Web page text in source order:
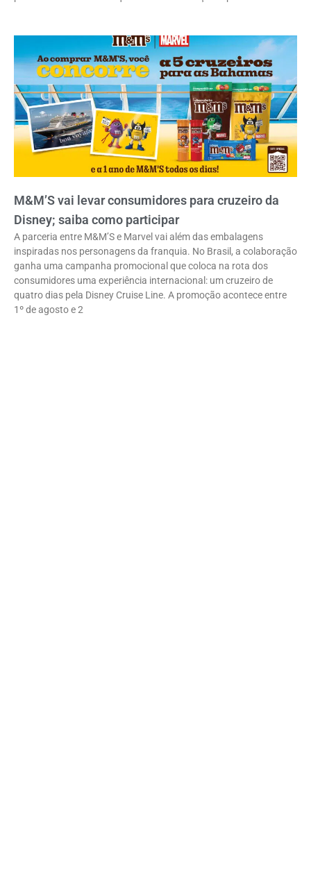
M&M’S vai levar consumidores para cruzeiro da
Disney; saiba como participar
A parceria entre M&M’S e Marvel vai além das embalagens
inspiradas nos personagens da franquia. No Brasil, a colaboração
ganha uma campanha promocional que coloca na rota dos
consumidores uma experiência internacional: um cruzeiro de
quatro dias pela Disney Cruise Line. A promoção acontece entre
1º de agosto e 2